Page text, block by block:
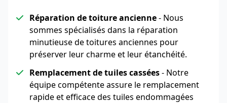
Réparation de toiture ancienne- Nous
sommes spécialisés dans la réparation
minutieuse de toitures anciennes pour
préserver leur charme et leur étanchéité.
Remplacement de tuiles cassées- Notre
équipe compétente assure le remplacement
rapide et efficace des tuiles endommagées